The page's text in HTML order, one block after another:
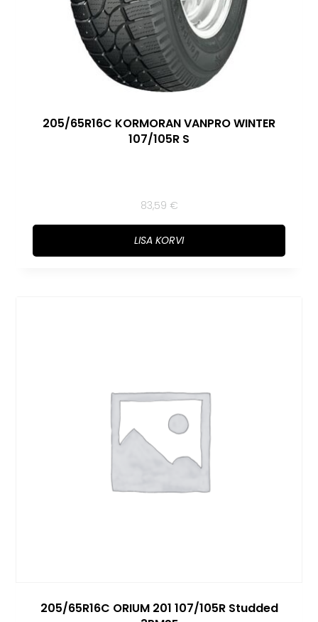
205/65R16C KORMORAN VANPRO WINTER
107/105R S
83,59 €
LISA KORVI
205/65R16C ORIUM 201 107/105R Studded